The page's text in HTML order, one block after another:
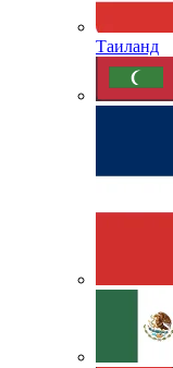
Таиланд